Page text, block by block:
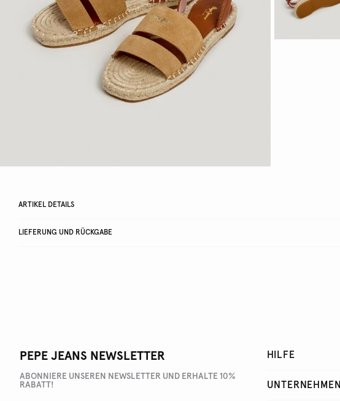
ARTIKEL DETAILS
LIEFERUNG UND RÜCKGABE
PEPE JEANS NEWSLETTER
ABONNIERE UNSEREN NEWSLETTER UND ERHALTE 10%
RABATT!
HILFE
UNTERNEHMEN